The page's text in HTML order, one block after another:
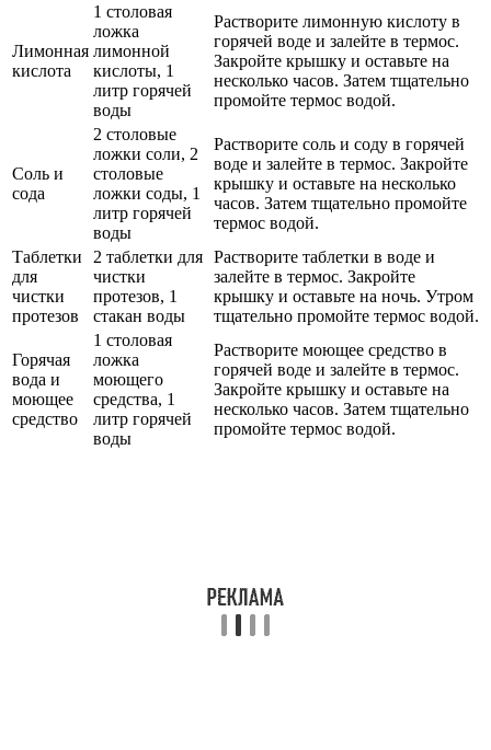
Лимонная
кислота
1 столовая
ложка
лимонной
кислоты, 1
литр горячей
воды
Растворите лимонную кислоту в
горячей воде и залейте в термос.
Закройте крышку и оставьте на
несколько часов. Затем тщательно
промойте термос водой.
Соль и
сода
2 столовые
ложки соли, 2
столовые
ложки соды, 1
литр горячей
воды
Растворите соль и соду в горячей
воде и залейте в термос. Закройте
крышку и оставьте на несколько
часов. Затем тщательно промойте
термос водой.
Таблетки
для
чистки
протезов
2 таблетки для
чистки
протезов, 1
стакан воды
Растворите таблетки в воде и
залейте в термос. Закройте
крышку и оставьте на ночь. Утром
тщательно промойте термос водой.
Горячая
вода и
моющее
средство
1 столовая
ложка
моющего
средства, 1
литр горячей
воды
Растворите моющее средство в
горячей воде и залейте в термос.
Закройте крышку и оставьте на
несколько часов. Затем тщательно
промойте термос водой.